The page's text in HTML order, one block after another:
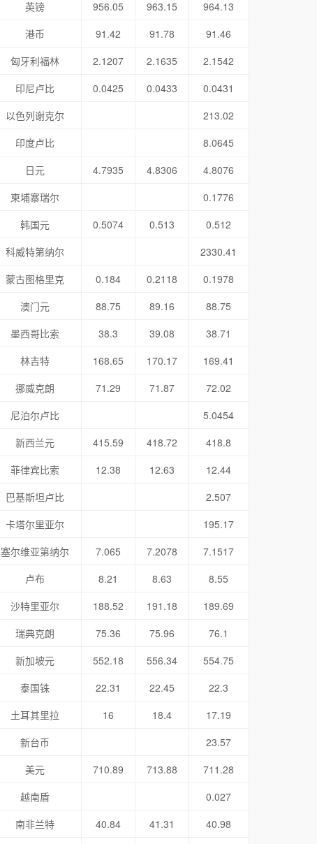
英镑
956.05 963.15
964.13
港币
91.42 91.78
91.46
匈牙利福林
2.1207 2.1635
2.1542
印尼卢比
0.0425 0.0433
0.0431
以色列谢克尔
213.02
印度卢比
8.0645
日元
4.7935 4.8306
4.8076
柬埔寨瑞尔
0.1776
韩国元
0.5074 0.513
0.512
科威特第纳尔
2330.41
蒙古图格里克
0.184 0.2118
0.1978
澳门元
88.75 89.16
88.75
墨西哥比索
38.3 39.08
38.71
林吉特
168.65 170.17
169.41
挪威克朗
71.29 71.87
72.02
尼泊尔卢比
5.0454
新西兰元
415.59 418.72
418.8
菲律宾比索
12.38 12.63
12.44
巴基斯坦卢比
2.507
卡塔尔里亚尔
195.17
塞尔维亚第纳尔
7.065 7.2078
7.1517
卢布
8.21 8.63
8.55
沙特里亚尔
188.52 191.18
189.69
瑞典克朗
75.36 75.96
76.1
新加坡元
552.18 556.34
554.75
泰国铢
22.31 22.45
22.3
土耳其里拉
16 18.4
17.19
新台币
23.57
美元
710.89 713.88
711.28
越南盾
0.027
南非兰特
40.84 41.31 40.98